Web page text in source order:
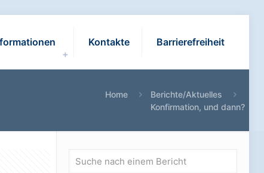
Kontakte Barrierefreiheit
Home
Berichte/Aktuelles
Konfirmation, und dann?
nach